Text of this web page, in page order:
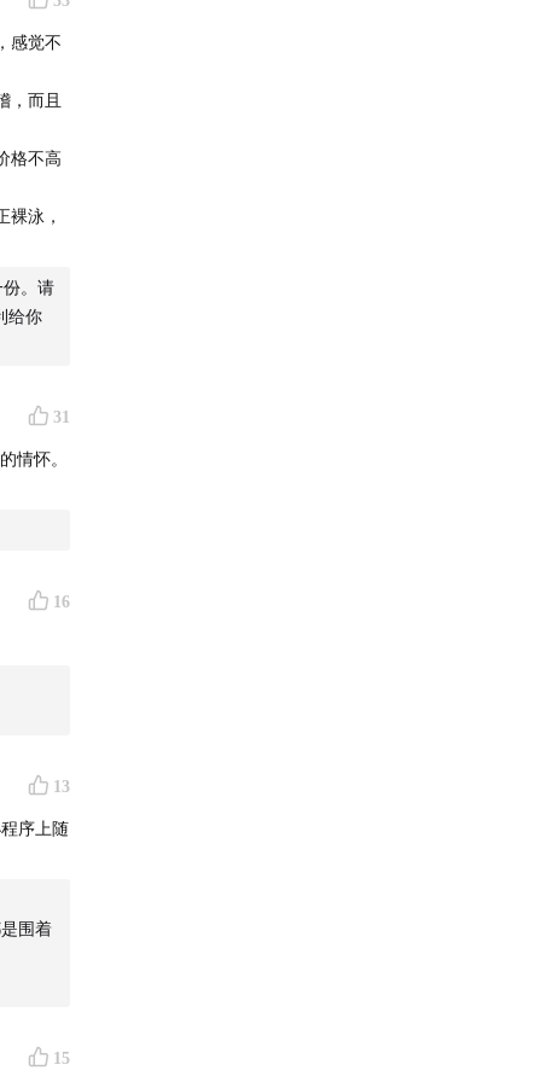
元
察手
感觉不
，而且
格不高
裸泳，
。请
给你
31
情怀。
16
13
序上随
围着
15